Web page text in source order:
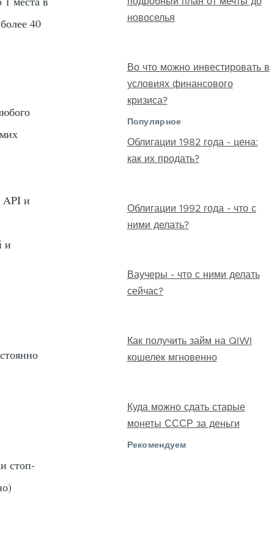
40
API и
и
стоп-
новоселья
Во что можно инвестировать в
условиях финансового
кризиса?
Популярное
Облигации 1982 года - цена:
как их продать?
Облигации 1992 года - что с
ними делать?
Ваучеры - что с ними делать
сейчас?
Как получить займ на QIWI
кошелек мгновенно
Куда можно сдать старые
монеты СССР за деньги
Рекомендуем